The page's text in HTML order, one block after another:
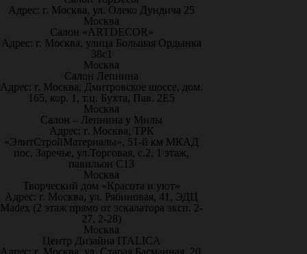
Адрес: г. Москва, ул. Олеко Дундича 25
Москва
Салон «ARTDECOR»
Адрес: г. Москва, улица Большая Ордынка
38с1
Москва
Салон Лепнина
Адрес: г. Москва, Дмитровское шоссе, дом.
165, кор. 1, т.ц. Бухта, Пав. 2Е5
Москва
Салон – Лепнина у Милы
Адрес: г. Москва, ТРК
«ЭлитСтройМатериалы», 51-й км МКАД
пос. Заречье, ул.Торговая, с.2, 1 этаж,
павильон С13
Москва
Творческий дом «Красота и уют»
Адрес: г. Москва, ул. Рябиновая, 41, ЭДЦ
Madex (2 этаж прямо от эскалатора эксп. 2-
27, 2-28)
Москва
Центр Дизайна ITALICA
Адрес: г. Москва, ул. Старая Басманная, 20,